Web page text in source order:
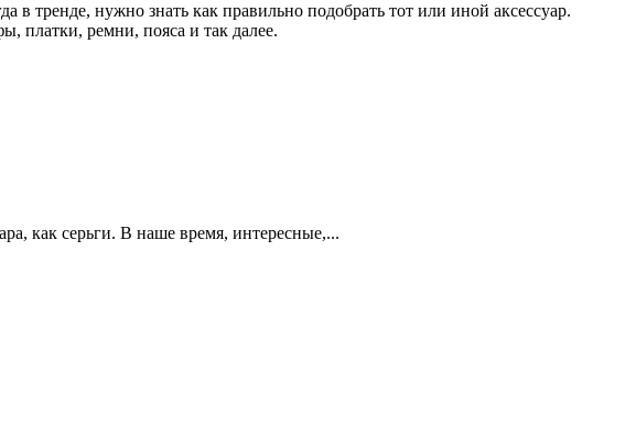
тренде, нужно знать как правильно подобрать тот или иной аксессуар.
платки, ремни, пояса и так далее.
как серьги. В наше время, интересные,...